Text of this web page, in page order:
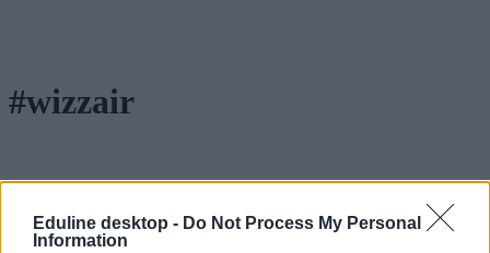
Eduline desktop - Do Not Process My Personal
Information
#wizzair
Három féléves angol nyelvű pilótaképzés indul a
Széchenyi István Egyetemen